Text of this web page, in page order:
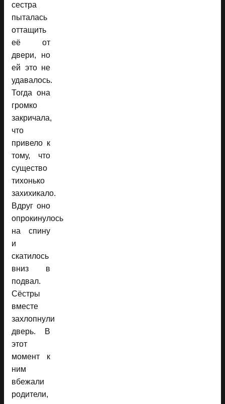
сестра
пыталась
оттащить
её от
двери, но
ей это не
удавалось.
Тогда она
громко
закричала,
что
привело к
тому, что
существо
тихонько
захихикало.
Вдруг оно
опрокинулось
на спину
и
скатилось
вниз в
подвал.
Сёстры
вместе
захлопнули
дверь. В
этот
момент к
ним
вбежали
родители,